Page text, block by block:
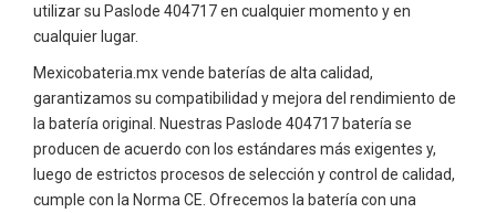
utilizar su Paslode 404717 en cualquier momento y en
cualquier lugar.
Mexicobateria.mx vende baterías de alta calidad,
garantizamos su compatibilidad y mejora del rendimiento de
la batería original. Nuestras Paslode 404717 batería se
producen de acuerdo con los estándares más exigentes y,
luego de estrictos procesos de selección y control de calidad,
cumple con la Norma CE. Ofrecemos la batería con una